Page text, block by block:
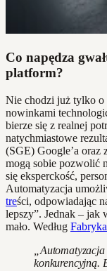
Co napędza
platform?
Nie chodzi już tylko o
nowinkami
bierze się z realnej
natychmiastowe
(SGE) Google’a
mogą sobie pozwolić
się eksperckość,
Automatyzacja
treści, odpowiadając
lepszy”. Jednak – jak
mało. Według
konkurencyjną.